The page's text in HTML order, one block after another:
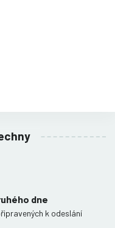
dne
k odeslání